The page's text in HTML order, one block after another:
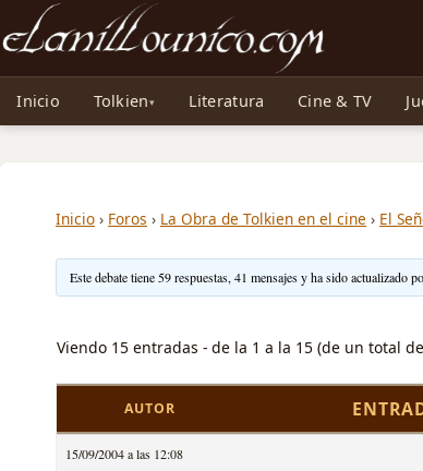
Noticias sobre Tolkien: El Señor de los Anillos, Los Anillos de Poder,
Inicio Tolkien Literatura Cine & TV
Inicio › Foros › La Obra de Tolkien en el cine › El
Este debate tiene 59 respuestas, 41 mensajes y ha sido actualizado
Viendo 15 entradas - de la 1 a la 15 (de un total
AUTOR
15/09/2004 a las 12:08